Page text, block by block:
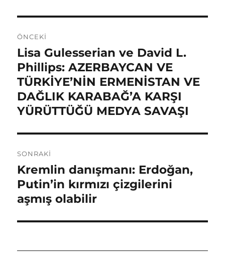
o
k
p
gezinmesi
ÖNCEKI
Önceki
yazı:
Lisa Gulesserian ve David L.
Phillips: AZERBAYCAN VE
TÜRKİYE’NİN ERMENİSTAN VE
DAĞLIK KARABAĞ’A KARŞI
YÜRÜTTÜĞÜ MEDYA SAVAŞI
SONRAKI
Sonraki
yazı:
Kremlin danışmanı: Erdoğan,
Putin’in kırmızı çizgilerini
aşmış olabilir